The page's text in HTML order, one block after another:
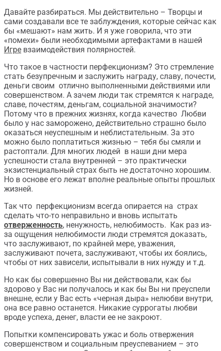
Давайте разбираться. Мы действительно – Творцы и
сами создавали все те заблуждения, которые сейчас как
бы «мешают» нам жить. И я уже говорила, что эти
«помехи» были необходимыми артефактами в нашей
Игре взаимодействия полярностей.
Что такое в частности перфекционизм? Это стремление
стать безупречным и заслужить награду, славу, почести,
деньги своим отлично выполненными действиями или
совершенством. А зачем люди так стремятся к награде,
славе, почестям, деньгам, социальной значимости?
Потому что в прежних жизнях, когда качество Любви
было у нас заморожено, действительно страшно было
оказаться неуспешным и неблистательным. За это
можно было поплатиться жизнью – тебя бы смяли и
растоптали. Для многих людей в наши дни мера
успешности стала внутренней – это практически
экзистенциальный страх быть не достаточно хорошим.
Но в основе его лежат вполне реальные опыты прошлых
жизней.
Так что перфекционизм всегда опирается на страх
сделать что-то неправильно и вновь испытать
отверженность, ненужность, нелюбимость. Как раз из-
за ощущения нелюбимости люди стремятся доказать,
что заслуживают, по крайней мере, уважения,
заслуживают почета, заслуживают, чтобы их боялись,
чтобы от них зависели, испытывали в них нужду и т.д.
Но как бы совершенно Вы ни действовали, как бы
здорово у Вас ни получалось и как бы Вы ни преуспели
внешне, если у Вас есть «черная дыра» нелюбви внутри,
она все равно останется. Никакие суррогаты любви
вроде успеха, денег, власти ее не закроют.
Попытки компенсировать ужас и боль отвержения
совершенством и социальным преуспеванием – это